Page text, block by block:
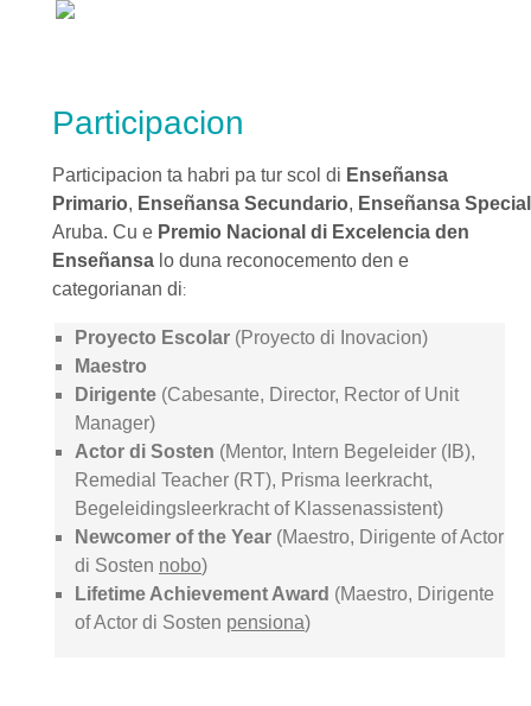
Participacion
Participacion ta habri pa tur scol di Enseñansa
Primario, Enseñansa Secundario, Enseñansa Special
Aruba. Cu e Premio Nacional di Excelencia den
Enseñansa lo duna reconocemento den e
categorianan di:
Proyecto Escolar (Proyecto di Inovacion)
Maestro
Dirigente (Cabesante, Director, Rector of Unit
Manager)
Actor di Sosten (Mentor, Intern Begeleider (IB),
Remedial Teacher (RT), Prisma leerkracht,
Begeleidingsleerkracht of Klassenassistent)
Newcomer of the Year (Maestro, Dirigente of Actor
di Sosten nobo)
Lifetime Achievement Award (Maestro, Dirigente
of Actor di Sosten pensiona)